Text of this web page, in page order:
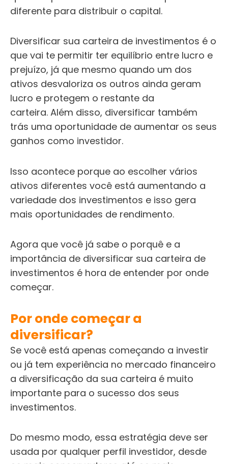
diferente para distribuir o capital.
Diversificar sua carteira de investimentos é o
que vai te permitir ter equilíbrio entre lucro e
prejuízo, já que mesmo quando um dos
ativos desvaloriza os outros ainda geram
lucro e protegem o restante da
carteira. Além disso, diversificar também
trás uma oportunidade de aumentar os seus
ganhos como investidor.
Isso acontece porque ao escolher vários
ativos diferentes você está aumentando a
variedade dos investimentos e isso gera
mais oportunidades de rendimento.
Agora que você já sabe o porquê e a
importância de diversificar sua carteira de
investimentos é hora de entender por onde
começar.
Por onde começar a
diversificar?
Se você está apenas começando a investir
ou já tem experiência no mercado financeiro
a diversificação da sua carteira é muito
importante para o sucesso dos seus
investimentos.
Do mesmo modo, essa estratégia deve ser
usada por qualquer perfil investidor, desde